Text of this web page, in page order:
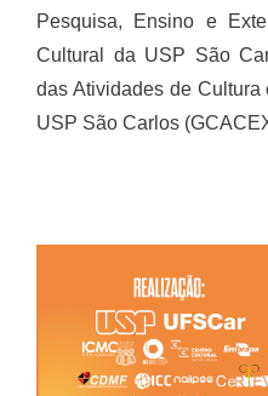
Pesquisa, Ensino e
Cultural da USP São
das Atividades de
USP São Carlos